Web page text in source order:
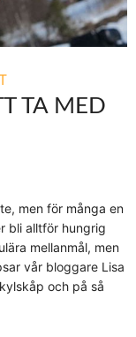
TA MED
men för många en
bli alltför hungrig
mellanmål, men
vår bloggare Lisa
och på så